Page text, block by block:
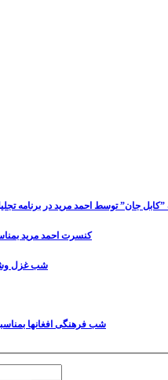
”کابل جان” توسط احمد مرید در برنامه
کنسرت احمد مرید
شب غزل
شب فرهنگی افغانها